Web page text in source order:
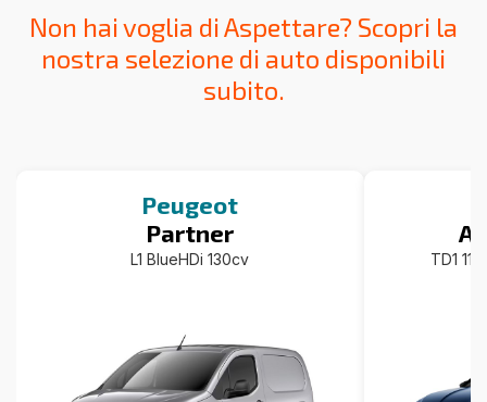
Non hai voglia di Aspettare? Scopri la
nostra selezione di auto disponibili
subito.
Peugeot
Partner
L1 BlueHDi 130cv TD1